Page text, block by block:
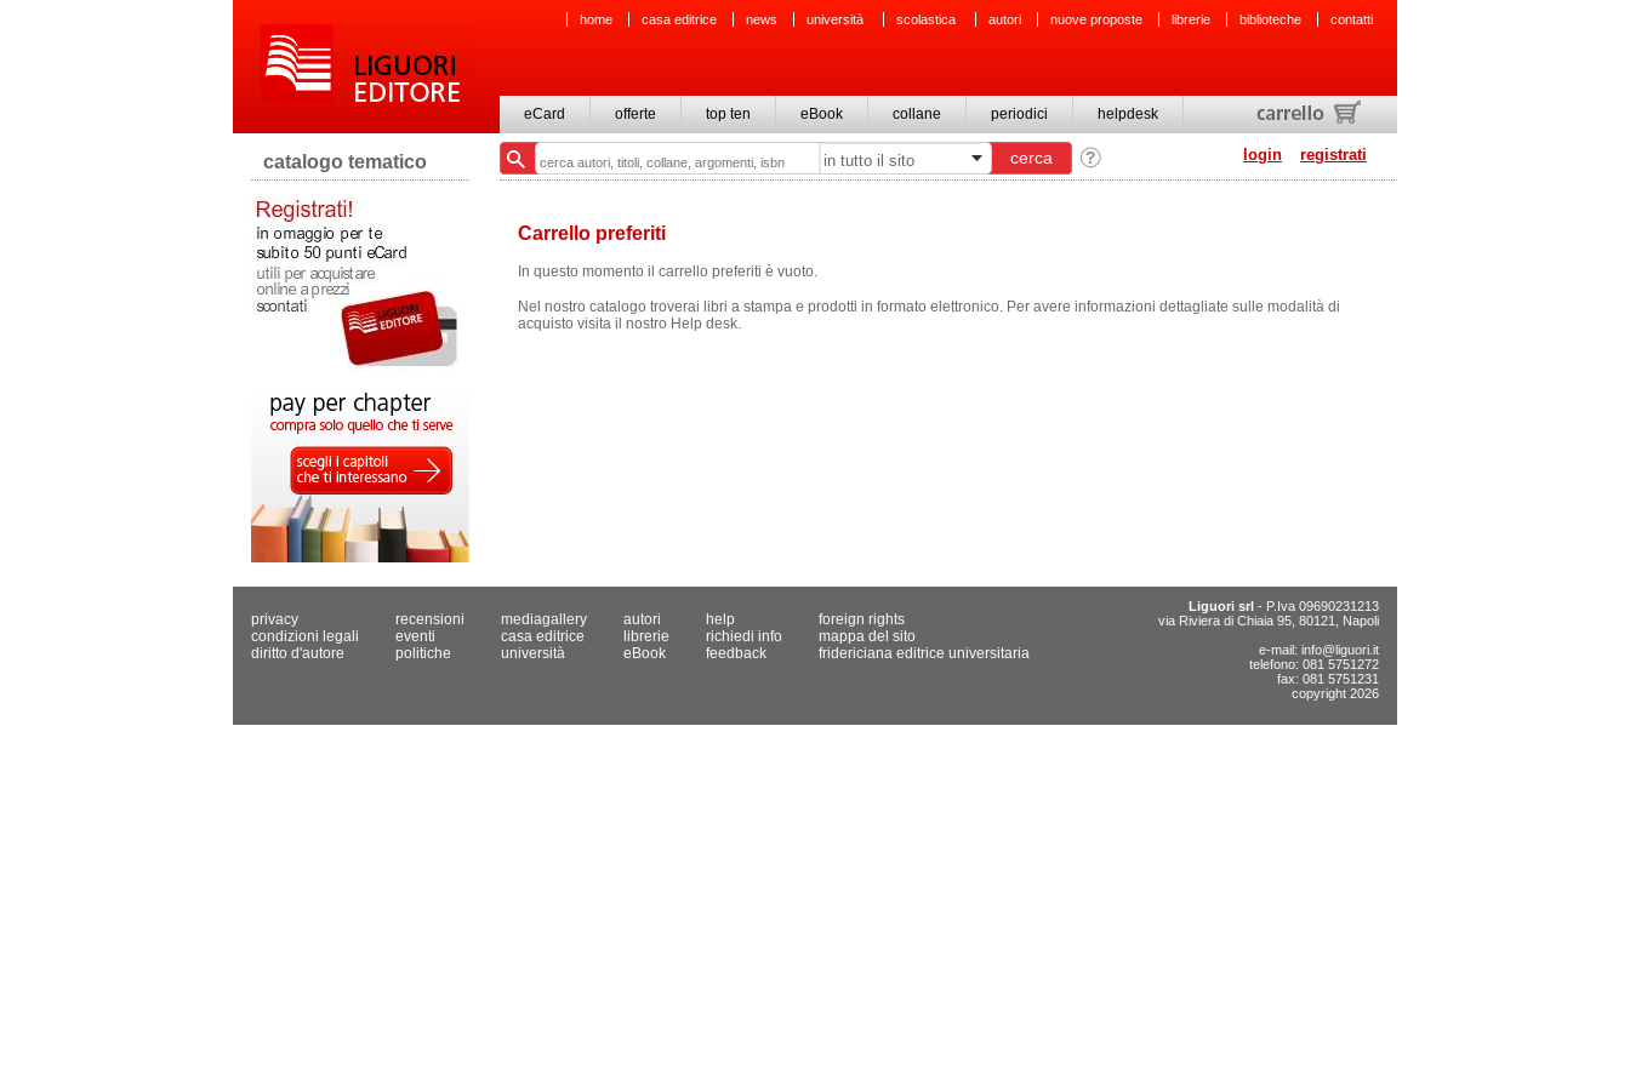
home casa editrice news università scolastica autori nuove proposte librerie biblioteche contatti
eCard offerte top ten eBook collane periodici helpdesk
login registrati
catalogo tematico
Carrello preferiti
In questo momento il carrello preferiti è vuoto.
Nel nostro catalogo troverai libri a stampa e prodotti in formato elettronico. Per avere informazioni dettagliate sulle modalità di
acquisto visita il nostro Help desk.
privacy
condizioni legali
diritto d'autore
recensioni
eventi
politiche
mediagallery
casa editrice
università
autori
librerie
eBook
help
richiedi info
feedback
foreign rights
mappa del sito
fridericiana editrice universitaria
Liguori srl - P.Iva 09690231213
via Riviera di Chiaia 95, 80121, Napoli
e-mail: info@liguori.it
telefono: 081 5751272
fax: 081 5751231
copyright 2026